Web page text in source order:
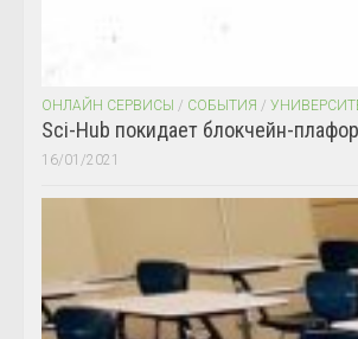
ОНЛАЙН СЕРВИСЫ / СОБЫТИЯ /
Sci-Hub покидает блокчейн-
16/01/2021